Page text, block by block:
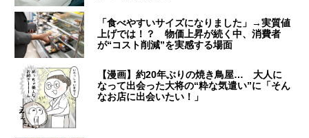
「食べやすいサイズになりました」→実質値
上げでは！？ 物価上昇が続く中、消費者
が“コスト削減”を実感する場面
【漫画】約20年ぶりの焼き鳥屋… 大人に
なって出会った大将の“粋な気遣い”に「そん
なお店に出会いたい！」